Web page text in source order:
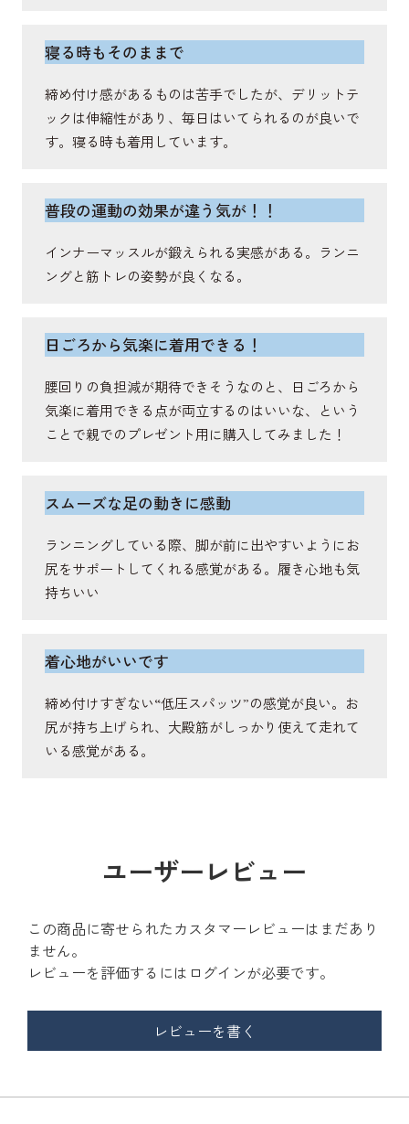
広背筋
脊柱を伸展・側屈し、体幹の安定をさせ、回旋を補
助する筋肉。
脊柱起立筋
幹の安定に関与する筋肉。
寝る時もそのままで
締め付け感があるものは苦手でしたが、デリットテ
ックは伸縮性があり、毎日はいてられるのが良いで
す。寝る時も着用しています。
普段の運動の効果が違う気が！！
インナーマッスルが鍛えられる実感がある。ランニ
ングと筋トレの姿勢が良くなる。
日ごろから気楽に着用できる！
腰回りの負担減が期待できそうなのと、日ごろから
気楽に着用できる点が両立するのはいいな、という
ことで親でのプレゼント用に購入してみました！
スムーズな足の動きに感動
ランニングしている際、脚が前に出やすいようにお
尻をサポートしてくれる感覚がある。履き心地も気
持ちいい
着心地がいいです
締め付けすぎない“低圧スパッツ”の感覚が良い。お
尻が持ち上げられ、大殿筋がしっかり使えて走れて
いる感覚がある。
ユーザーレビュー
この商品に寄せられたカスタマーレビューはまだあり
ません。
レビューを評価するには ログインが必要です。
レビューを書く